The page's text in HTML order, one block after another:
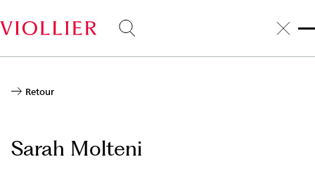
au
contenu
Retour
Sarah Molteni